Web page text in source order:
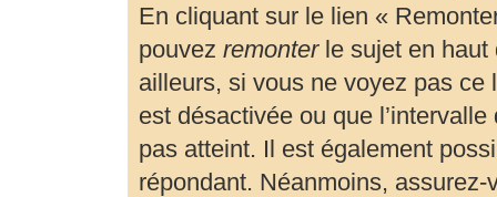
En cliquant sur le lien «
pouvez remonterle sujet en haut
ailleurs, si vous ne voyez pas
est désactivée ou que
pas atteint. Il est également
répondant. Néanmoins,